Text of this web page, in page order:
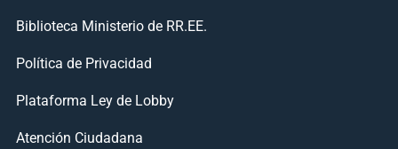
Biblioteca Ministerio de RR.EE.
Política de Privacidad
Plataforma Ley de Lobby
Atención Ciudadana